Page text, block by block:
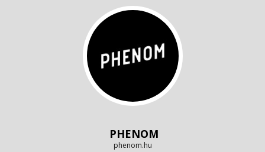
PHENOM
phenom.hu